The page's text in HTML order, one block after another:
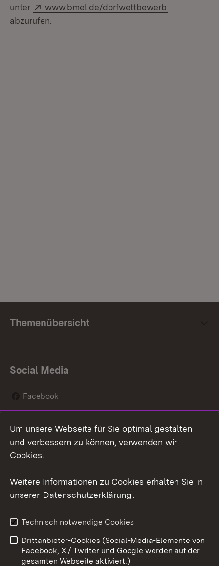
unter
Extern:
www.bmel.de/dorfwettbewerb
abzurufen.
Themenübersicht
Social Media
Facebook
Social Wall
Youtube
Kontakt
Datenschutz
Barrierefreiheit
Impressum Cookies
Um unsere Webseite für Sie optimal gestalten
und verbessern zu können, verwenden wir
Cookies.
Weitere Informationen zu Cookies erhalten Sie in
unserer Datenschutzerklärung.
Technisch notwendige Cookies
Drittanbieter-Cookies (Social-Media-Elemente von
Facebook, X / Twitter und Google werden auf der
gesamten Webseite aktiviert.)